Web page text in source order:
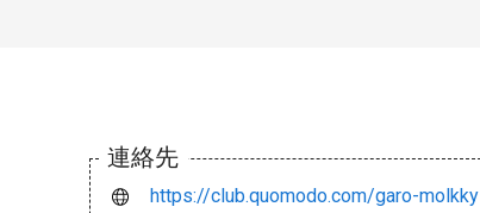
連絡先
https://club.quomodo.com/garo-molkky